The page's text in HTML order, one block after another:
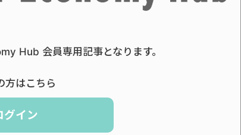
Hub 会員専用記事となります。
方はこちら
グイン